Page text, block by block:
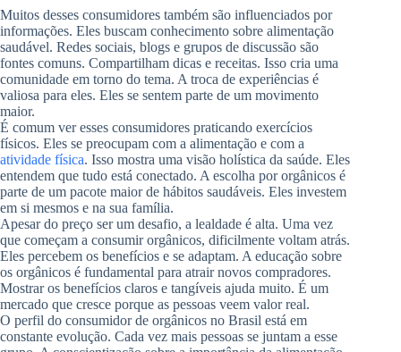
Muitos desses consumidores também são influenciados por
informações. Eles buscam conhecimento sobre alimentação
saudável. Redes sociais, blogs e grupos de discussão são
fontes comuns. Compartilham dicas e receitas. Isso cria uma
comunidade em torno do tema. A troca de experiências é
valiosa para eles. Eles se sentem parte de um movimento
maior.
É comum ver esses consumidores praticando exercícios
físicos. Eles se preocupam com a alimentação e com a
atividade física. Isso mostra uma visão holística da saúde. Eles
entendem que tudo está conectado. A escolha por orgânicos é
parte de um pacote maior de hábitos saudáveis. Eles investem
em si mesmos e na sua família.
Apesar do preço ser um desafio, a lealdade é alta. Uma vez
que começam a consumir orgânicos, dificilmente voltam atrás.
Eles percebem os benefícios e se adaptam. A educação sobre
os orgânicos é fundamental para atrair novos compradores.
Mostrar os benefícios claros e tangíveis ajuda muito. É um
mercado que cresce porque as pessoas veem valor real.
O perfil do consumidor de orgânicos no Brasil está em
constante evolução. Cada vez mais pessoas se juntam a esse